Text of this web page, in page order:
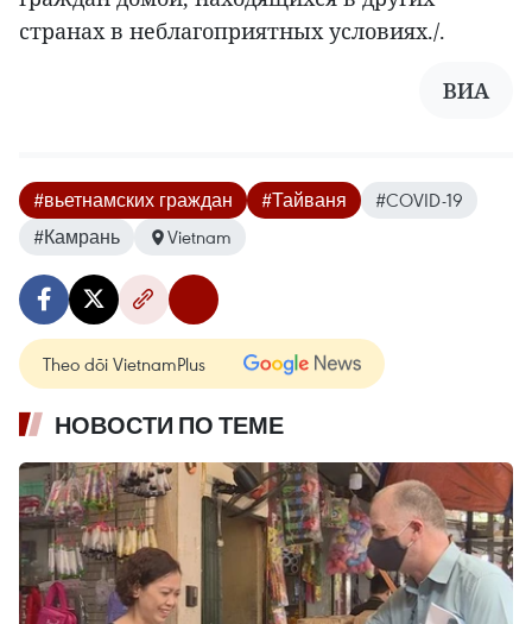
странах в неблагоприятных условиях./.
ВИА
#вьетнамских граждан #Тайваня
#COVID-19
#Камрань
Vietnam
Theo dõi VietnamPlus
НОВОСТИ ПО ТЕМЕ